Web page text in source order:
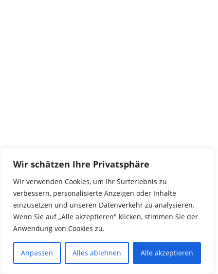
Wir schätzen Ihre Privatsphäre
Wir verwenden Cookies, um Ihr Surferlebnis zu
verbessern, personalisierte Anzeigen oder Inhalte
einzusetzen und unseren Datenverkehr zu analysieren.
Wenn Sie auf „Alle akzeptieren" klicken, stimmen Sie der
Anwendung von Cookies zu.
Anpassen Alles ablehnen Alle akzeptieren